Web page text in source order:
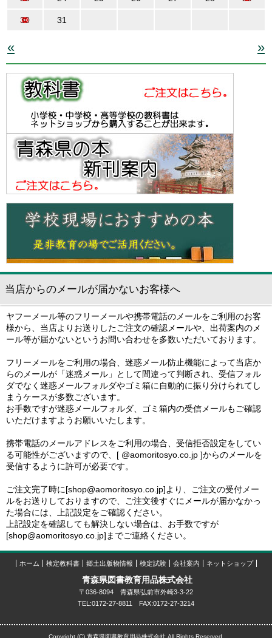
30 31
« »
当店からのメールが届かないお客様へ
ヤフーメール等のフリーメールや携帯電話のメールをご利用のお客
様から、当店よりお送りしたご注文の確認メールや、出荷案内のメ
ール等が届かないというお問い合わせを多数いただいております。
フリーメールをご利用の場合、迷惑メール防止機能によって当店か
らのメールが「迷惑メール」として間違って判断され、受信フォル
ダでなく迷惑メールフォルダやゴミ箱に自動的に振り分けられてし
まうケースが多数ございます。
お手数ですが迷惑メールフォルダ、ゴミ箱内の受信メールもご確認
いただけますようお願いいたします。
携帯電話のメールアドレスをご利用の場合、受信拒否設定をしてい
る可能性がございますので、[ @aomoritosyo.co.jp ]からのメールを
受信するように許可が必要です。
ご注文完了時に[shop@aomoritosyo.co.jp]より、ご注文の受付メー
ルをお送りしておりますので、ご注文後すぐにメールが届かなかっ
た場合には、上記設定をご確認ください。
上記設定を確認しても解決しない場合は、お手数ですが
[shop@aomoritosyo.co.jp]までご連絡ください。
ホーム 検定教科書 郷土出版物情報 検定試験 会社案内 ネットショップ
青森県図書教育用品株式会社
〒036-8094 青森県弘前市外崎3-3-22
TEL:0172-27-8811 FAX:0172-27-3214
Copyright (C) 青森県図書教育用品株式会社 All Rights Reserved.